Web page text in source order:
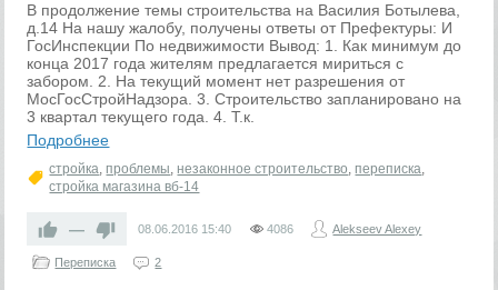
В продолжение темы строительства на Василия Ботылева,
д.14 На нашу жалобу, получены ответы от Префектуры: И
ГосИнспекции По недвижимости Вывод: 1. Как минимум до
конца 2017 года жителям предлагается мириться с
забором. 2. На текущий момент нет разрешения от
МосГосСтройНадзора. 3. Строительство запланировано на
3 квартал текущего года. 4. Т.к.
Подробнее
стройка, проблемы, незаконное строительство, переписка,
стройка магазина вб-14
— 08.06.2016 15:40 4086 Alekseev Alexey
Переписка 2